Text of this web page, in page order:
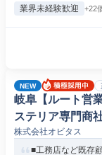
業界未経験歓迎 +22
NEW
岐阜【ルート営
ステリア専門商
株式会社オビタス
■工務店など既存